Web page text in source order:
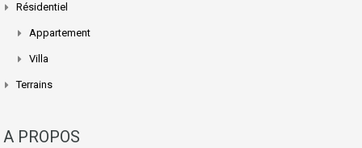
Résidentiel
Appartement
Villa
Terrains
A PROPOS